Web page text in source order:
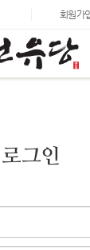
회원가
로그인